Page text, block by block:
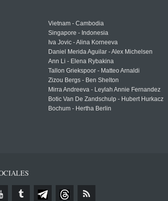
Vietnam - Cambodia
Singapore - Indonesia
Iva Jovic - Alina Korneeva
Daniel Merida Aguilar - Alex Michelsen
Ann Li - Elena Rybakina
Tallon Griekspoor - Matteo Arnaldi
Zizou Bergs - Ben Shelton
Mirra Andreeva - Leylah Annie Fernandez
Botic Van De Zandschulp - Hubert Hurkacz
Bochum - Hertha Berlin